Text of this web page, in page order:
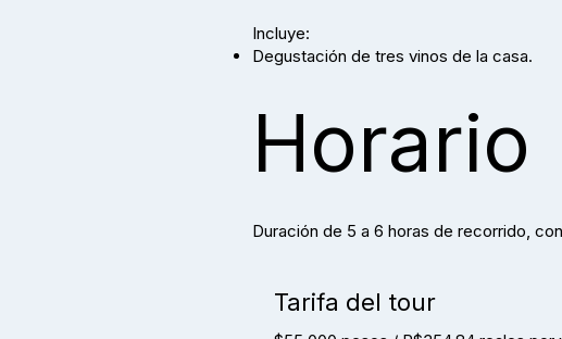
Incluye:
Degustación de tres vinos de la casa.
Horario
Duración de 5 a 6 horas de recorrido,
Tarifa del tour